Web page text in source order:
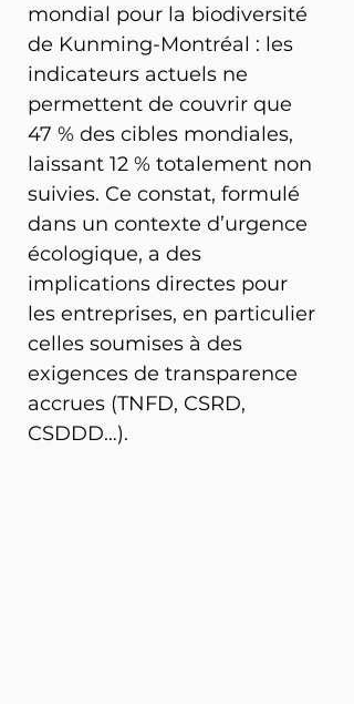
mondial pour la biodiversité
de Kunming-Montréal : les
indicateurs actuels ne
permettent de couvrir que
47 % des cibles mondiales,
laissant 12 % totalement non
suivies. Ce constat, formulé
dans un contexte d’urgence
écologique, a des
implications directes pour
les entreprises, en particulier
celles soumises à des
exigences de transparence
accrues (TNFD, CSRD,
CSDDD…).